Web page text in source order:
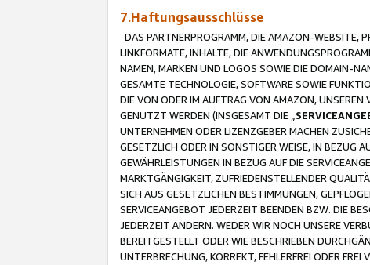
7.Haftungsausschlüsse
DAS PARTNERPROGRAMM, DIE AMAZON-WEBSITE,
LINKFORMATE, INHALTE, DIE
NAMEN, MARKEN UND LOGOS SOWIE DIE DOMAIN-
GESAMTE TECHNOLOGIE, SOFTWARE SOWIE
DIE VON ODER IM AUFTRAG VON AMAZON, UNSEREN
GENUTZT WERDEN (INSGESAMT DIE „
UNTERNEHMEN ODER LIZENZGEBER MACHEN
GESETZLICH ODER IN SONSTIGER WEISE, IN BEZUG
GEWÄHRLEISTUNGEN IN BEZUG AUF DIE
MARKTGÄNGIGKEIT, ZUFRIEDENSTELLENDER
SICH AUS GESETZLICHEN BESTIMMUNGEN,
SERVICEANGEBOT JEDERZEIT BEENDEN BZW. DIE
JEDERZEIT ÄNDERN. WEDER WIR NOCH UNSERE
BEREITGESTELLT ODER WIE BESCHRIEBEN
UNTERBRECHUNG, KORREKT, FEHLERFREI ODER